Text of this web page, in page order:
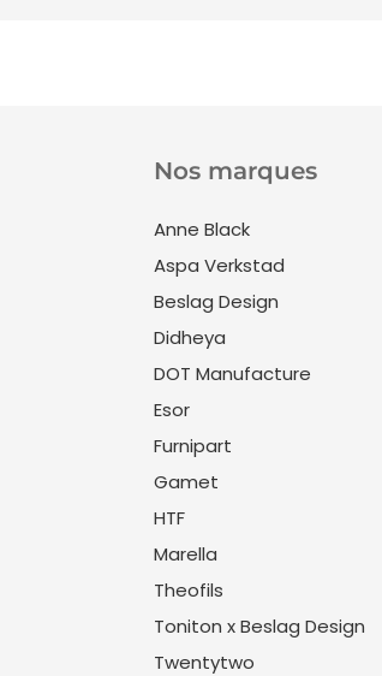
Nos marques
Anne Black
Aspa Verkstad
Beslag Design
Didheya
DOT Manufacture
Esor
Furnipart
Gamet
HTF
Marella
Theofils
Toniton x Beslag Design
Twentytwo